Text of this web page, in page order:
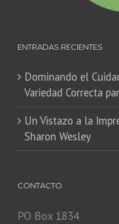
ENTRADAS RECIENTES
Dominando el
Variedad Correcta
​Un Vistazo a la
Sharon Wesley
CONTACTO
PO Box 1834